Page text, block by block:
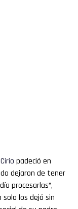
Cirio padeció en
dejaron de tener
procesarlas”,
solo los dejó sin